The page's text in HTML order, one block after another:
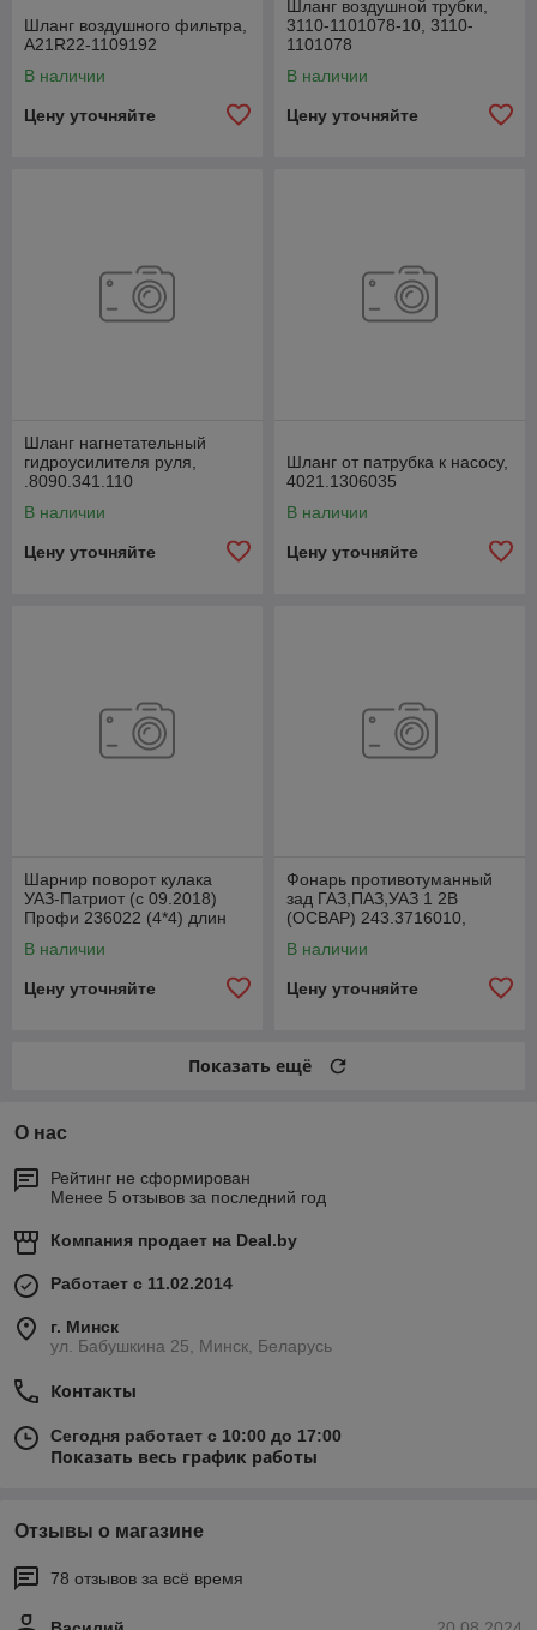
Шланг воздушного фильтра,
А21R22-1109192
В наличии
Цену уточняйте
Шланг воздушной трубки,
3110-1101078-10, 3110-
1101078
В наличии
Цену уточняйте
Шланг нагнетательный
гидроусилителя руля,
.8090.341.110
В наличии
Цену уточняйте
Шланг от патрубка к насосу,
4021.1306035
В наличии
Цену уточняйте
Шарнир поворот кулака
УАЗ-Патриот (с 09.2018)
Профи 236022 (4*4) длин
2360222304061
В наличии
Цену уточняйте
Фонарь противотуманный
зад ГАЗ,ПАЗ,УАЗ 1 2В
(ОСВАР) 243.3716010,
В наличии
Цену уточняйте
Показать ещё
О нас
Рейтинг не сформирован
Менее 5 отзывов за последний год
Компания продает на Deal.by
Работает с 11.02.2014
г. Минск
ул. Бабушкина 25, Минск, Беларусь
Контакты
Сегодня работает с 10:00 до 17:00
Показать весь график работы
Отзывы о магазине
78 отзывов за всё время